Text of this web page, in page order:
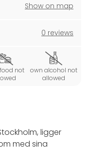
Show on map
0 reviews
not
own alcohol not
allowed
ligger
med sina